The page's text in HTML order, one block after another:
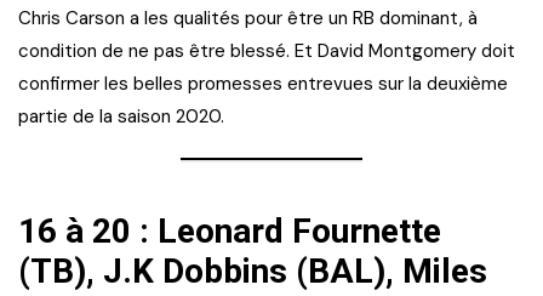
Chris Carson a les qualités pour être un RB dominant, à
condition de ne pas être blessé. Et David Montgomery doit
confirmer les belles promesses entrevues sur la deuxième
partie de la saison 2020.
16 à 20 : Leonard Fournette
(TB), J.K Dobbins (BAL), Miles